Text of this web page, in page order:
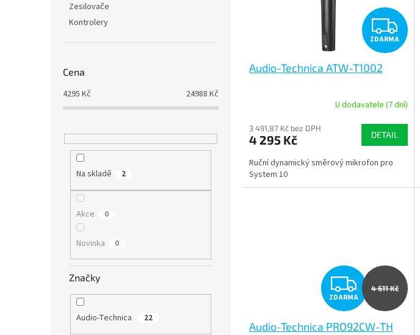
Zesilovače
Kontrolery
Cena
4295 Kč 24988 Kč
Na skladě 2
Akce 0
Novinka 0
Značky
Audio-Technica 22
Z
D
R
M
A
ZDARMA
Audio-Technica ATW-T1002
U dodavatele (7 dní)
3 491,87 Kč bez DPH
4 295 Kč DETAIL
Ruční dynamický směrový mikrofon pro
System 10
Z
D
ZDARMA
4 611 Kč
Audio-Technica PRO92CW-TH